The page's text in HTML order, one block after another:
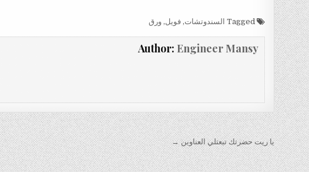
Tagged السندوتشات,فويل,ورق
Author: Engineer Mansy
تصفّح
المقالات
يا ريت حضرتك تبعتلي العناوين →